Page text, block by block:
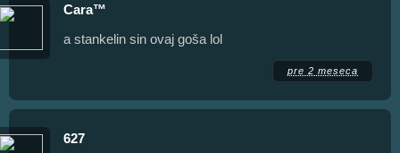
Cara™
a stankelin sin ovaj goša lol
pre 2 meseca
627